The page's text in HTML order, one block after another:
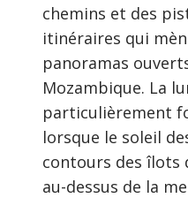
chemins et des
itinéraires qui
panoramas
Mozambique. La
particulièrement
lorsque le soleil
contours des îlots
au-dessus de la